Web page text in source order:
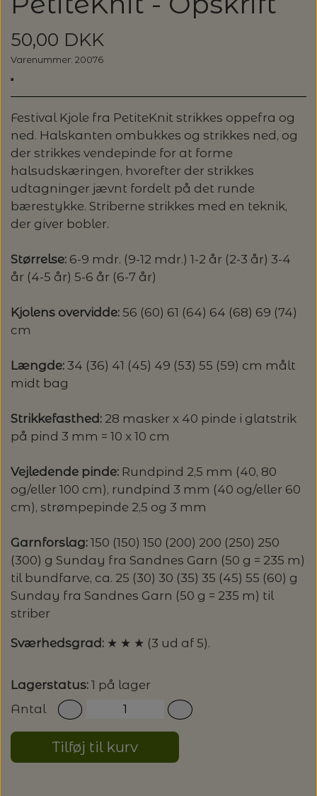
STRIKKEBØGER PÅ TILBUD
LANG YARNS: SPAR 20% - DESIRE
LANG YARNS: CASHMERE CLASSIC - SPAR
30%
RAUMA: PETUNIA PIMA BOMULDSGARN
- SPAR 20%
PACUALI: SAYAMA - SPAR 15%
POMP STITCH - BRODERI - SPAR 30-35%
SPAR 40% - GLERUPS STØVLER BØRN (STR.
19 - 23)
PERMIN: SPAR 30% PÅ ALLE
JULEBRODERIER
BALDYRE: UDVALGTE BRODERIER - SPAR
20%
ITO GARN
KAREN KLARBÆK
KATIA CONCEPT
KIT COUTURE - GARN
KNITTING FOR OLIVE
PASCUALI
RAUMA GARN
SOMMERGARN
FILCOLANA
HANNE LARSEN STRIK
HJELHOLT
ISAGER
JOJO KNITWEAR - GARNKITS
MY FAVOURITE THINGS KNITWEAR
ODD ROW
OTHER LOOPS
PETITEKNIT
RAUMA
SUSIE HAUMANN
HELE SÆT
HERREMODELLER
TILBEHØR
TØRKLÆDER/SJALER/PONCHOER
KNITPRO - UDSKIFTELIGE RUNDP. &
UDSKIFTELIGE RUNDPINDESÆT
ADDI-CRASY-TRIO
GLERUP YATZY - SINGLE SÆT M.
ULDSÆBE
SONETT – ØKOLOGISK SÆBE OG
EUCALAN
HJELHOLTS ULDVASK
ISAGER - ULDSÆBE/WOOLSOAP
COCOKNITS
BLOCKERSÆT/BLOKKESÆT
ELASTIKKER
GARNVINDER / KRYDSNØGLEAPPARAT
GARNVINSLER
MASKEMARKØRER
MÅLEBÅND / PINDEMÅLERE
OPSKRIFTHOLDER FRA KNITPRO -
MAGMA
STRIKKE- OG SYNÅLE
POMP STICH
VERVACO - PÅTEGNET BRODERI
SAKSE
STRIKKENÅLE, SYNÅLE OG PUNCHNÅLE
GLERUPS HJEMMESKO
GLERUPS STØVLE
GLERUPS BØRN OG BABY
HAFLINGER SKO - UDE OG INDE
PLAIDER
MUUD LIVING
TASKER - MUUD LIVING
TILBEHØR - MUUD LIVING
OMNIOUTIL - JAPANSKE SPANDE -
HACHIMAN
ÅBNINGSTIDER
50,00 DKK
Varenummer: 20076
Festival Kjole fra PetiteKnit strikkes oppefra og
ned. Halskanten ombukkes og strikkes ned, og
der strikkes vendepinde for at forme
halsudskæringen, hvorefter der strikkes
udtagninger jævnt fordelt på det runde
bærestykke. Striberne strikkes med en teknik,
der giver bobler.
Størrelse: 6-9 mdr. (9-12 mdr.) 1-2 år (2-3 år) 3-4
år (4-5 år) 5-6 år (6-7 år)
Kjolens overvidde: 56 (60) 61 (64) 64 (68) 69 (74)
cm
Længde: 34 (36) 41 (45) 49 (53) 55 (59) cm målt
midt bag
Strikkefasthed: 28 masker x 40 pinde i glatstrik
på pind 3 mm = 10 x 10 cm
Vejledende pinde: Rundpind 2,5 mm (40, 80
og/eller 100 cm), rundpind 3 mm (40 og/eller 60
cm), strømpepinde 2,5 og 3 mm
Garnforslag: 150 (150) 150 (200) 200 (250) 250
(300) g Sunday fra Sandnes Garn (50 g = 235 m)
til bundfarve, ca. 25 (30) 30 (35) 35 (45) 55 (60) g
Sunday fra Sandnes Garn (50 g = 235 m) til
striber
Sværhedsgrad: ★ ★ ★ (3 ud af 5).
Lagerstatus: 1 på lager
Antal
Tilføj til kurv